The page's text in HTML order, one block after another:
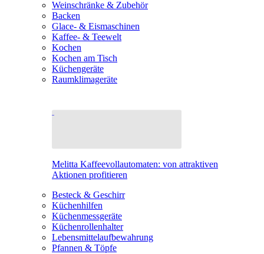
Weinschränke & Zubehör
Backen
Glace- & Eismaschinen
Kaffee- & Teewelt
Kochen
Kochen am Tisch
Küchengeräte
Raumklimageräte
Melitta Kaffeevollautomaten: von attraktiven
Aktionen profitieren
Besteck & Geschirr
Küchenhilfen
Küchenmessgeräte
Küchenrollenhalter
Lebensmittelaufbewahrung
Pfannen & Töpfe